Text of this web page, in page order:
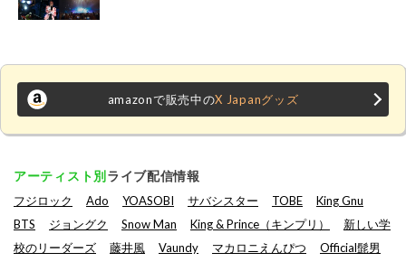
amazonで販売中のX Japanグッズ
アーティスト別ライブ配信情報
フジロック Ado YOASOBI サバシスター TOBE
King Gnu
BTS
ジョングク Snow Man King & Prince（キンプリ）
新しい学
校のリーダーズ
藤井風 Vaundy マカロニえんぴつ
Official髭男